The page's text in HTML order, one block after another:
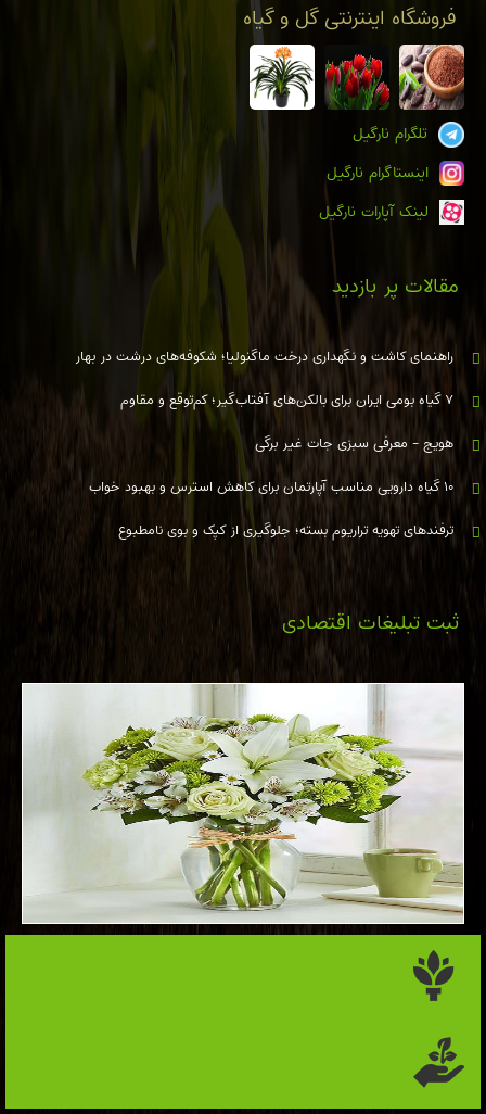
فروشگاه اینترنتی گل و گیاه
تلگرام نارگیل
اینستاگرام نارگیل
لینک آپارات نارگیل
مقالات پر بازدید
راهنمای کاشت و نگهداری درخت ماگنولیا؛ شکوفه‌های درشت در بهار
۷ گیاه بومی ایران برای بالکن‌های آفتاب‌گیر؛ کم‌توقع و مقاوم
هویج - معرفی سبزی جات غیر برگی
۱۰ گیاه دارویی مناسب آپارتمان برای کاهش استرس و بهبود خواب
ترفندهای تهویه تراریوم بسته؛ جلوگیری از کپک و بوی نامطبوع
ثبت تبلیغات اقتصادی